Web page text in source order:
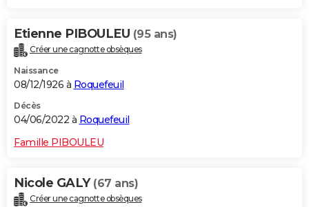
Etienne PIBOULEU (95 ans)
Créer une cagnotte obsèques
Naissance
08/12/1926 à Roquefeuil
Décès
04/06/2022 à Roquefeuil
Famille PIBOULEU
Nicole GALY (67 ans)
Créer une cagnotte obsèques